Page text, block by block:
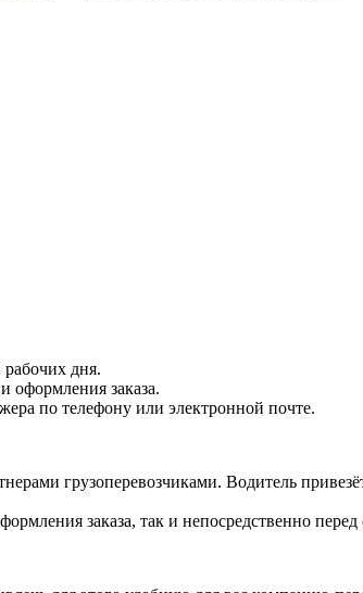
дня.
оформления заказа.
по телефону или электронной почте.
грузоперевозчиками. Водитель
заказа, так и непосредственно перед